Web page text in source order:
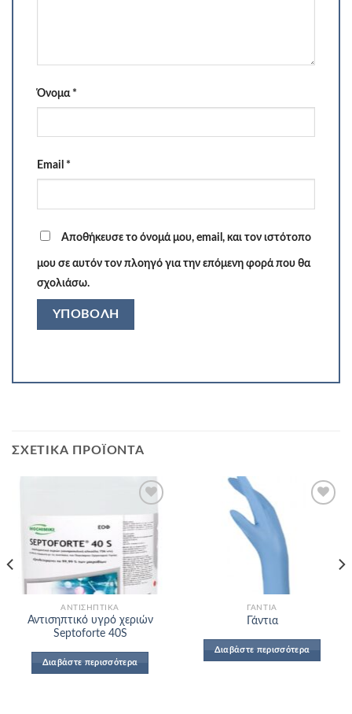
Όνομα *
Email *
Αποθήκευσε το όνομά μου, email, και τον ιστότοπο
μου σε αυτόν τον πλοηγό για την επόμενη φορά που θα
σχολιάσω.
ΣΧΕΤΙΚΆ ΠΡΟΪΌΝΤΑ
Add to
Wishlist
ΑΝΤΙΣΗΠΤΙΚΆ
Αντισηπτικό υγρό χεριών
Septoforte 40S
Διαβάστε περισσότερα
ΓΆΝΤΙΑ
Γάντια
Διαβάστε περισσότερα